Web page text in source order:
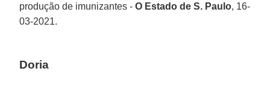
produção de imunizantes -O Estado de S. Paulo, 16-
03-2021.
Doria